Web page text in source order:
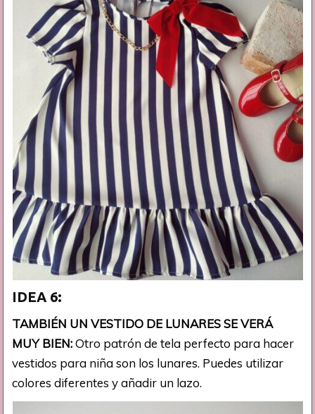
IDEA 6:
TAMBIÉN UN VESTIDO DE LUNARES SE VERÁ
MUY BIEN:Otro patrón de tela perfecto para hacer
vestidos para niña son los lunares. Puedes utilizar
colores diferentes y añadir un lazo.